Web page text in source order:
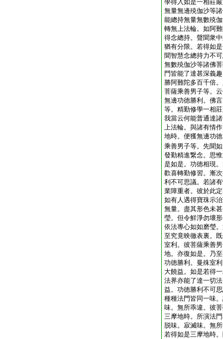
學得入如是一相莊
無量無邊殑伽沙等
能總持無量無數殑
轉無上法輪。如阿
得念總持。聲聞衆
猶有分限。若得如
聞智慧念總持力不
無數殑伽沙等諸佛
門皆能了達甚深義
勝阿難陀多百千倍
菩薩乘善男子等。
無邊功徳勝利。佛
等。精勤修學一相
我當云何能普通達
上法輪。與諸有情
地時。便獲無邊功
乘善男子等。先聞
發勤精進繋念。思
是如是。功徳相現
歡喜轉勤修習。漸
利不可思議。若諸
業障重者。彼於此
如有人遇得寶珠示
無量。盡其形色未
瑩。但令鮮淨勿壞
依法專心如如磨瑩
至究竟映徹表裏。
室利。彼菩薩乘善
地。亦復如是。乃
功徳勝利。曼殊室
大饒益。如是若得
法界亦能了達一切
益。功徳勝利不可
種種法門皆同一味
味。無所乖違。彼
三摩地時。所演法
脱味。寂滅味。無
若得如是三摩地時